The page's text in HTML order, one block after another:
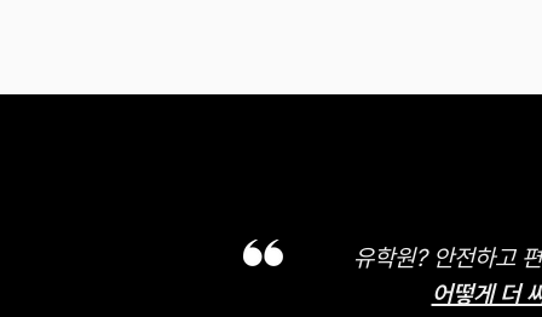
유학원? 안전하고
어떻게 더